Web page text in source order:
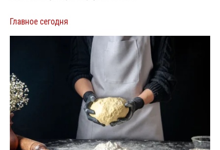
Главное сегодня